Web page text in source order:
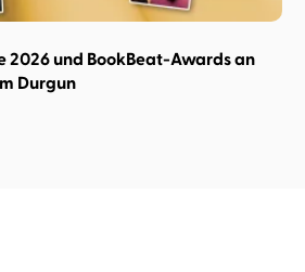
2026 und BookBeat-Awards an
Durgun